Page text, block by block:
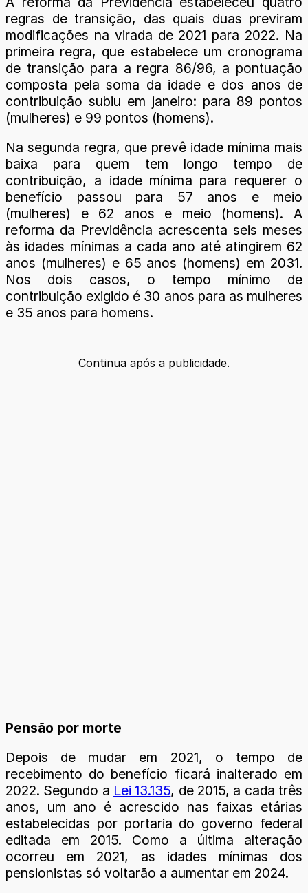
regras de transição, das quais duas previram
modificações na virada de 2021 para 2022. Na
primeira regra, que estabelece um cronograma
de transição para a regra 86/96, a pontuação
composta pela soma da idade e dos anos de
contribuição subiu em janeiro: para 89 pontos
(mulheres) e 99 pontos (homens).
Na segunda regra, que prevê idade mínima mais
baixa para quem tem longo tempo de
contribuição, a idade mínima para requerer o
benefício passou para 57 anos e meio
(mulheres) e 62 anos e meio (homens). A
reforma da Previdência acrescenta seis meses
às idades mínimas a cada ano até atingirem 62
anos (mulheres) e 65 anos (homens) em 2031.
Nos dois casos, o tempo mínimo de
contribuição exigido é 30 anos para as mulheres
e 35 anos para homens.
Continua após a publicidade.
Pensão por morte
Depois de mudar em 2021, o tempo de
recebimento do benefício ficará inalterado em
2022. Segundo a Lei 13.135, de 2015, a cada três
anos, um ano é acrescido nas faixas etárias
estabelecidas por portaria do governo federal
editada em 2015. Como a última alteração
ocorreu em 2021, as idades mínimas dos
pensionistas só voltarão a aumentar em 2024.